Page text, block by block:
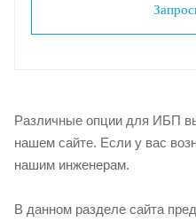
Различные опции для ИБП
нашем сайте. Если у вас
нашим инженерам.
В данном разделе сайта